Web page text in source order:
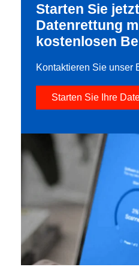
Starten Sie
Datenrettung
kostenlosen
Kontaktieren Sie unser
Starten Sie Ihre